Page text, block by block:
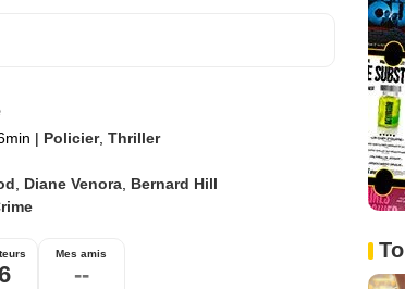
| Policier, Thriller
Diane Venora, Bernard Hill
Mes amis
--